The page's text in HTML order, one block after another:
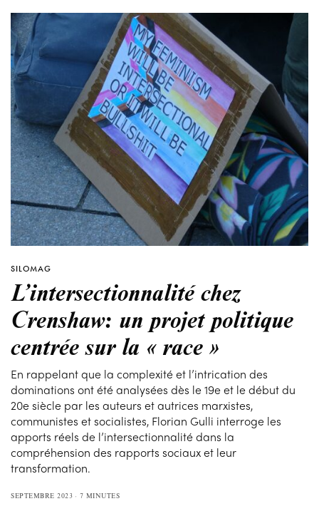
SILOMAG
L’intersectionnalité chez
Crenshaw: un projet politique
centrée sur la « race »
En rappelant que la complexité et l’intrication des
dominations ont été analysées dès le 19e et le début du
20e siècle par les auteurs et autrices marxistes,
communistes et socialistes, Florian Gulli interroge les
apports réels de l’intersectionnalité dans la
compréhension des rapports sociaux et leur
transformation.
SEPTEMBRE 2023 7 MINUTES